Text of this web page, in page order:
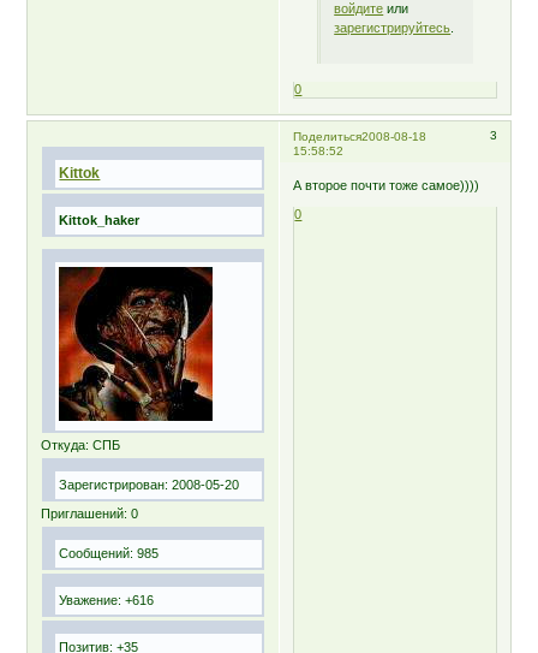
войдите или
зарегистрируйтесь
0
Поделиться 3
2008-08-18
15:58:52
Kittok
Kittok_haker
Откуда: СПБ
Зарегистрирован: 2008-05-20
Приглашений: 0
Сообщений: 985
Уважение: +616
Позитив: +35
А второе почти тоже самое))))
0